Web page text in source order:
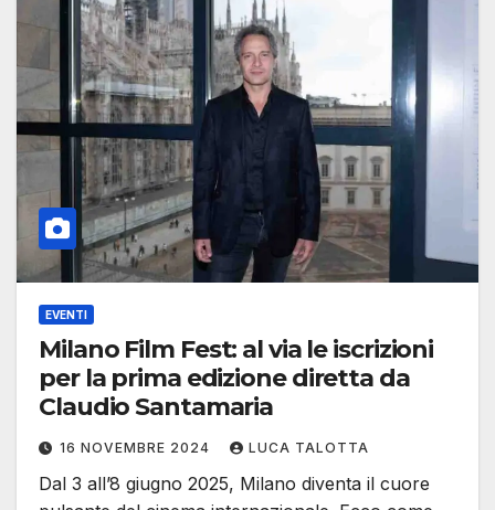
EVENTI
Milano Film Fest: al via le iscrizioni
per la prima edizione diretta da
Claudio Santamaria
16 NOVEMBRE 2024 LUCA TALOTTA
Dal 3 all’8 giugno 2025, Milano diventa il cuore